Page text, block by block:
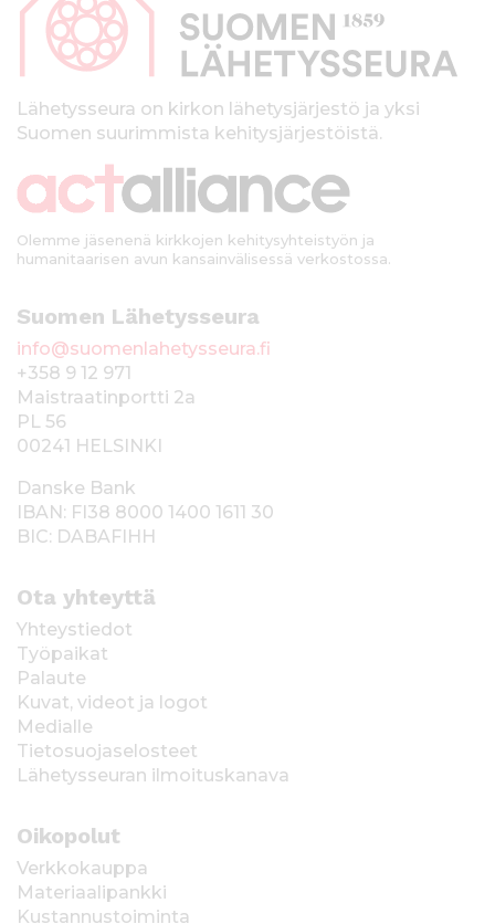
kLähetysseura on kirkon lähetysjärjestö ja yksi
Suomen suurimmista kehitysjärjestöistä.
Olemme jäsenenä kirkkojen kehitysyhteistyön ja
humanitaarisen avun kansainvälisessä verkostossa.
Suomen Lähetysseura
info@suomenlahetysseura.fi
+358 9 12 971
Maistraatinportti 2a
PL 56
00241 HELSINKI
Danske Bank
IBAN: FI38 8000 1400 1611 30
BIC: DABAFIHH
Ota yhteyttä
Yhteystiedot
Työpaikat
Palaute
Kuvat, videot ja logot
Medialle
Tietosuojaselosteet
Lähetysseuran ilmoituskanava
Oikopolut
Verkkokauppa
Materiaalipankki
Kustannustoiminta